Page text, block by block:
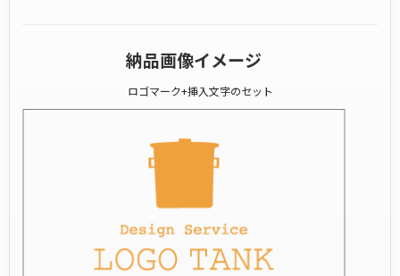
納品画像イメージ
ロゴマーク+挿入文字のセット